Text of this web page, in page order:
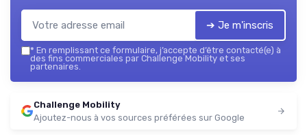
➔ Je m'inscris
* En remplissant ce formulaire, j’accepte d’être contacté(e) à
des fins commerciales par Challenge Mobility et ses
partenaires.
Challenge Mobility
Ajoutez-nous à vos sources préférées sur Google